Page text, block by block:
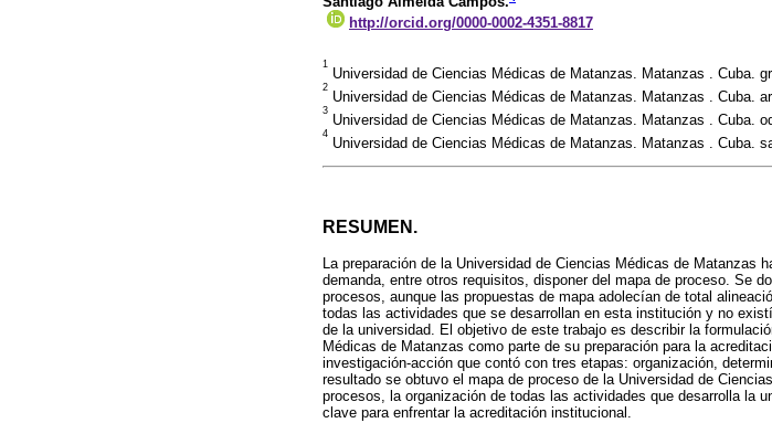
http://orcid.org/0000-0002-4351-8817
1
Universidad de Ciencias Médicas de Matanzas. Matanzas . Cuba.
2
Universidad de Ciencias Médicas de Matanzas. Matanzas . Cuba.
3
Universidad de Ciencias Médicas de Matanzas. Matanzas . Cuba.
4
Universidad de Ciencias Médicas de Matanzas. Matanzas . Cuba.
RESUMEN.
La preparación de la Universidad de Ciencias Médicas de Matanzas
demanda, entre otros requisitos, disponer del mapa de proceso. Se
procesos, aunque las propuestas de mapa adolecían de total
todas las actividades que se desarrollan en esta institución y no
de la universidad. El objetivo de este trabajo es describir la
Médicas de Matanzas como parte de su preparación para la
investigación-acción que contó con tres etapas: organización,
resultado se obtuvo el mapa de proceso de la Universidad de
procesos, la organización de todas las actividades que desarrolla la
clave para enfrentar la acreditación institucional.